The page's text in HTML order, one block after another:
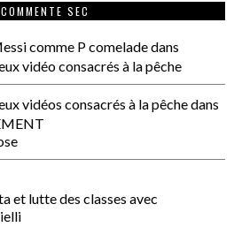
SEC
comme P comeladedans
vidéo consacrés à la pêche
vidéos consacrés à la pêchedans
et lutte des classes avec